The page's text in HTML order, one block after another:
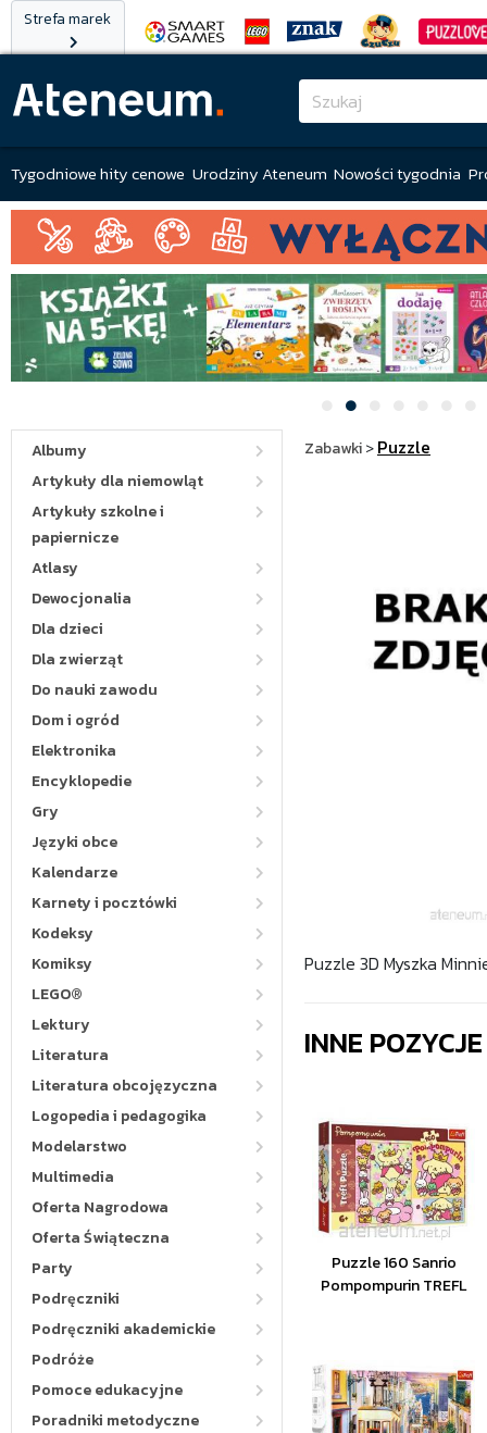
Strefa marek
Tygodniowe hity cenowe Urodziny Ateneum Nowości tygodnia
Albumy
Artykuły dla niemowląt
Artykuły szkolne i
papiernicze
Atlasy
Dewocjonalia
Dla dzieci
Dla zwierząt
Do nauki zawodu
Dom i ogród
Elektronika
Encyklopedie
Gry
Języki obce
Kalendarze
Karnety i pocztówki
Kodeksy
Komiksy
LEGO®
Lektury
Literatura
Literatura obcojęzyczna
Logopedia i pedagogika
Modelarstwo
Multimedia
Oferta Nagrodowa
Oferta Świąteczna
Party
Podręczniki
Podręczniki akademickie
Podróże
Pomoce edukacyjne
Poradniki metodyczne
Zabawki>Puzzle
Puzzle 3D Myszka
INNE
Puzzle 160 Sanrio
Pompompurin TREFL